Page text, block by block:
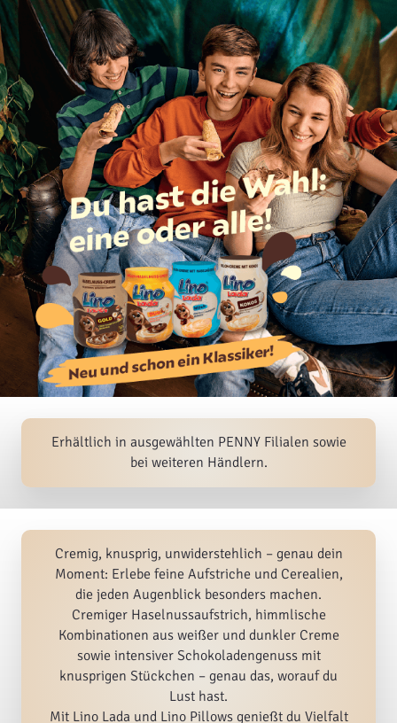
Erhältlich in ausgewählten PENNY Filialen sowie
bei weiteren Händlern.
Cremig, knusprig, unwiderstehlich – genau dein
Moment: Erlebe feine Aufstriche und Cerealien,
die jeden Augenblick besonders machen.
Cremiger Haselnussaufstrich, himmlische
Kombinationen aus weißer und dunkler Creme
sowie intensiver Schokoladengenuss mit
knusprigen Stückchen – genau das, worauf du
Lust hast.
Mit Lino Lada und Lino Pillows genießt du Vielfalt